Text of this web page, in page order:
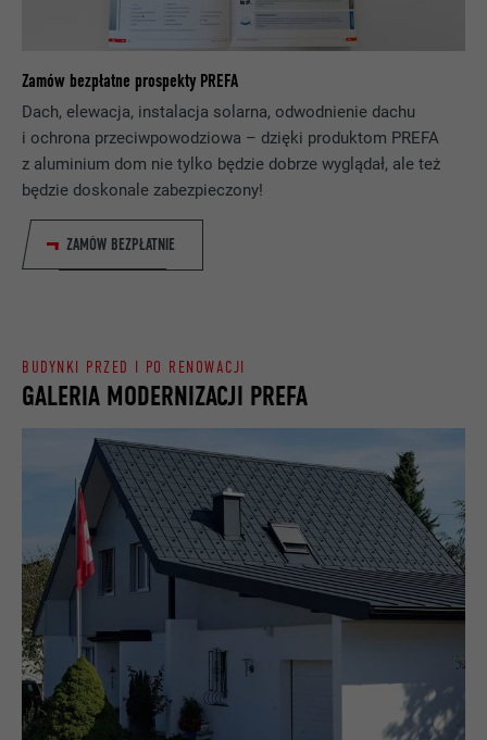
Zamów bezpłatne prospekty PREFA
Dach, elewacja, instalacja solarna, odwodnienie dachu
i ochrona przeciwpowodziowa – dzięki produktom PREFA
z aluminium dom nie tylko będzie dobrze wyglądał, ale też
będzie doskonale zabezpieczony!
ZAMÓW BEZPŁATNIE
GALERIA MODERNIZACJI PREFA
BUDYNKI PRZED I PO RENOWACJI
Rejestruje jednoznaczny identyfikator,
stosowany do generowania danych do
odwiedzających.
NAZWA _gaexp
DOSTAWCA ads.linkedin.com
PROCEDURA Sesja
CEL
Zapisuje wersję językową witryny
wybraną przez użytkownika.
NAZWA lang
PROCEDURA Sesja
CEL
NAZWA bcookie
DOSTAWCA LinkedIn
CEL
Wykorzystuje usługę sieci
społecznościowej LinkedIn do
obserwowania stosowania wstawionych
usług